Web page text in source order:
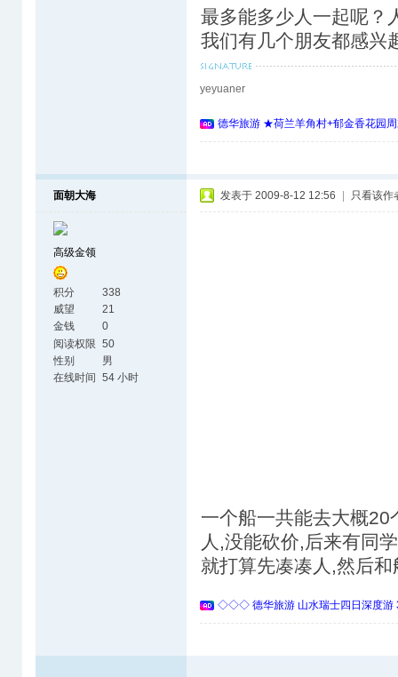
最多能多少人一起呢？
我们有几个朋友都感兴
yeyuaner
德华旅游 ★荷兰羊角村+郁金香花园
面朝大海
高级金领
积分
338
威望
21
金钱
0
阅读权限 50
性别
男
在线时间
54 小时
发表于 2009-8-12 12:56 只看该作
一个船一共能去大概
人,没能砍价,后来有同
就打算先凑凑人,然后
◇◇◇ 德华旅游 山水瑞士四日深度